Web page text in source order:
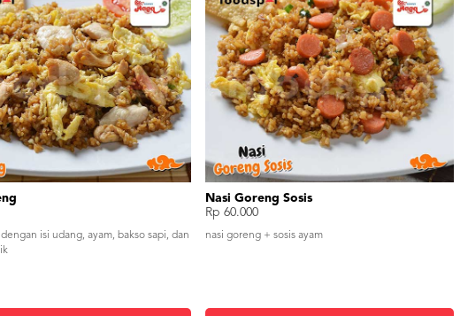
isi udang, ayam, bakso sapi, dan
Nasi Goreng Sosis
Rp 60.000
nasi goreng + sosis ayam